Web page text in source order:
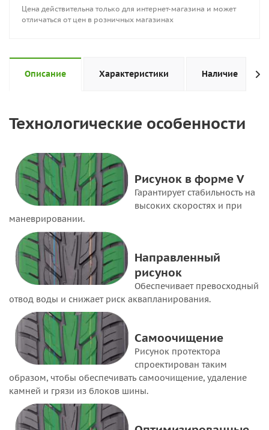
Цена действительна только для интернет-магазина и может
отличаться от цен в розничных магазинах
Описание Характеристики Наличие
Технологические особенности
Рисунок в форме V
Гарантирует стабильность на
высоких скоростях и при
маневрировании.
Направленный
рисунок
Обеспечивает превосходный
отвод воды и снижает риск аквапланирования.
Самоочищение
Рисунок протектора
спроектирован таким
образом, чтобы обеспечивать самоочищение, удаление
камней и грязи из блоков шины.